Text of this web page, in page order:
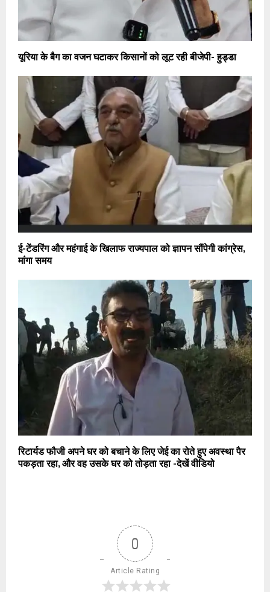
यूरिया के बैग का वजन घटाकर किसानों को लूट रही बीजेपी- हुड्डा
ई-टेंडरिंग और महंगाई के खिलाफ राज्यपाल को ज्ञापन सौंपेगी कांग्रेस,
मांगा समय
रिटार्यड फौजी अपने घर को बचाने के लिए जेई का रोते हुए अवस्था पैर
पकड़ता रहा, और वह उसके घर को तोड़ता रहा -देखें वीडियो
0
Article Rating